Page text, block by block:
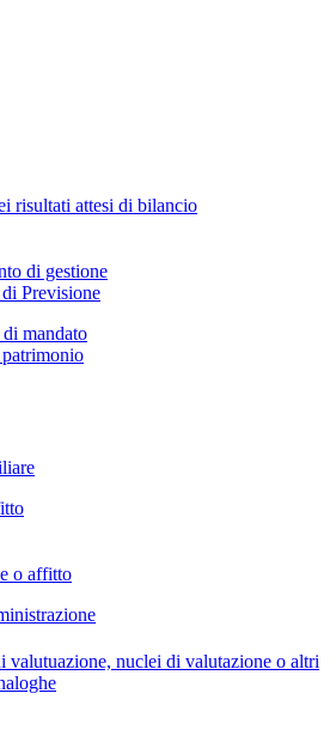
risultati attesi di bilancio
di gestione
Previsione
mandato
o affitto
valutuazione, nuclei di valutazione o altri